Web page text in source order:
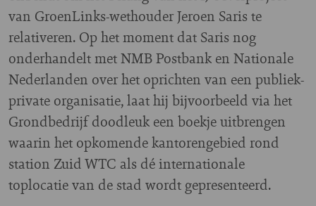
van GroenLinks-wethouder Jeroen Saris te
relativeren. Op het moment dat Saris nog
onderhandelt met NMB Postbank en Nationale
Nederlanden over het oprichten van een publiek-
private organisatie, laat hij bijvoorbeeld via het
Grondbedrijf doodleuk een boekje uitbrengen
waarin het opkomende kantorengebied rond
station Zuid WTC als dé internationale
toplocatie van de stad wordt gepresenteerd.